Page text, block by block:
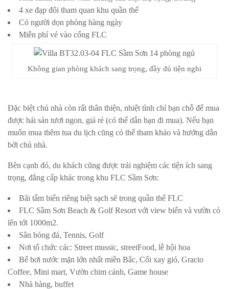
4 xe đạp đôi tham quan khu quần thể
Có người dọn phòng hàng ngày
Miễn phí vé vào cổng FLC
Không gian phòng khách sang trọng, đầy đủ tiện nghi
Đặc biệt chủ nhà còn rất thân thiện, nhiệt tình chỉ bạn chỗ để mua
được hải sản tươi ngon, giá rẻ (có thể dẫn bạn đi mua). Nếu bạn
muốn mua thêm tua du lịch cũng có thể tham khảo và hướng dẫn
bởi chủ nhà.
Bên cạnh đó, du khách cũng được trải nghiệm các tiện ích sang
trọng, đẳng cấp khác trong khu FLC Sầm Sơn:
Bãi tắm biển riêng biệt sạch sẽ trong quần thể FLC
FLC Sầm Sơn Beach & Golf Resort với view biển và vườn cỏ
lên tới 1000m2.
Sân bóng đá, Tennis, Golf
Nơi tổ chức các: Street mussic, streetFood, lễ hội hoa
Bể bơi nước mặn lớn nhất miền Bắc, Cối xay gió, Gracio
Coffee, Mini mart, Vườn chim cảnh, Game house
Nhà hàng, buffet